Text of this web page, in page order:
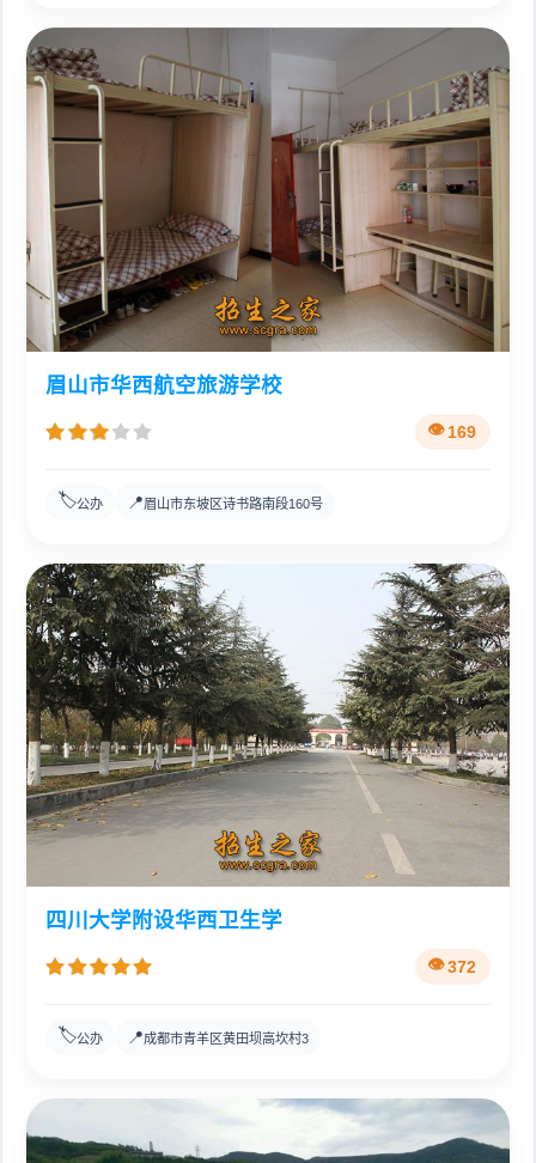
眉山市华西航空旅游学校
169
🏷️公办 📍眉山市东坡区诗书路南段160号
四川大学附设华西卫生学
372
🏷️公办 📍成都市青羊区黄田坝高坎村3